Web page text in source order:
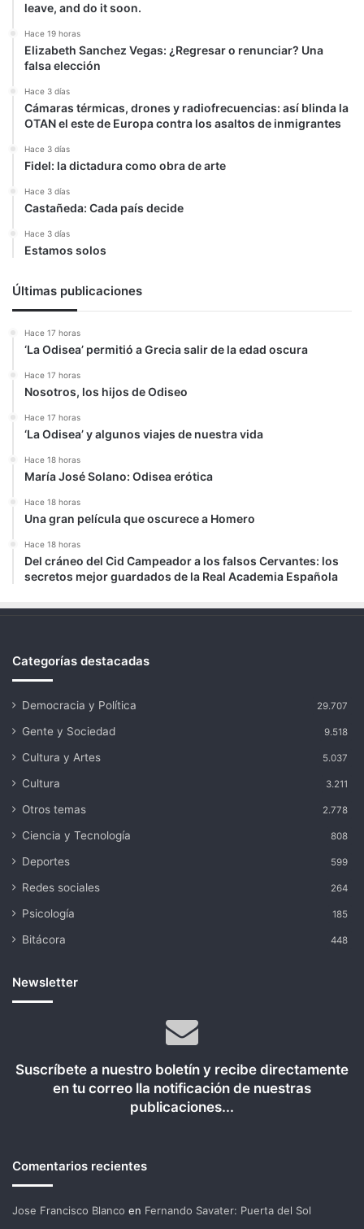
leave, and do it soon.
Hace 19 horas
Elizabeth Sanchez Vegas: ¿Regresar o renunciar? Una
falsa elección
Hace 3 días
Cámaras térmicas, drones y radiofrecuencias: así blinda la
OTAN el este de Europa contra los asaltos de inmigrantes
Hace 3 días
Fidel: la dictadura como obra de arte
Hace 3 días
Castañeda: Cada país decide
Hace 3 días
Estamos solos
Últimas publicaciones
Hace 17 horas
‘La Odisea’ permitió a Grecia salir de la edad oscura
Hace 17 horas
Nosotros, los hijos de Odiseo
Hace 17 horas
‘La Odisea’ y algunos viajes de nuestra vida
Hace 18 horas
María José Solano: Odisea erótica
Hace 18 horas
Una gran película que oscurece a Homero
Hace 18 horas
Del cráneo del Cid Campeador a los falsos Cervantes: los
secretos mejor guardados de la Real Academia Española
Categorías destacadas
Democracia y Política 29.707
Gente y Sociedad 9.518
Cultura y Artes 5.037
Cultura 3.211
Otros temas 2.778
Ciencia y Tecnología 808
Deportes 599
Redes sociales 264
Psicología 185
Bitácora 448
Newsletter
Suscríbete a nuestro boletín y recibe directamente
en tu correo lla notificación de nuestras
publicaciones...
Comentarios recientes
Jose Francisco Blanco en Fernando Savater: Puerta del Sol